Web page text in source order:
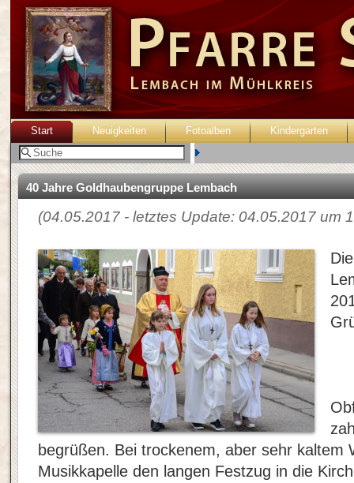
Start Neuigkeiten Fotoalben Kindergarten
40 Jahre Goldhaubengruppe Lembach
(04.05.2017 - letztes Update: 04.05.2017 um
begrüßen. Bei trockenem, aber sehr kaltem
Musikkapelle den langen Festzug in die